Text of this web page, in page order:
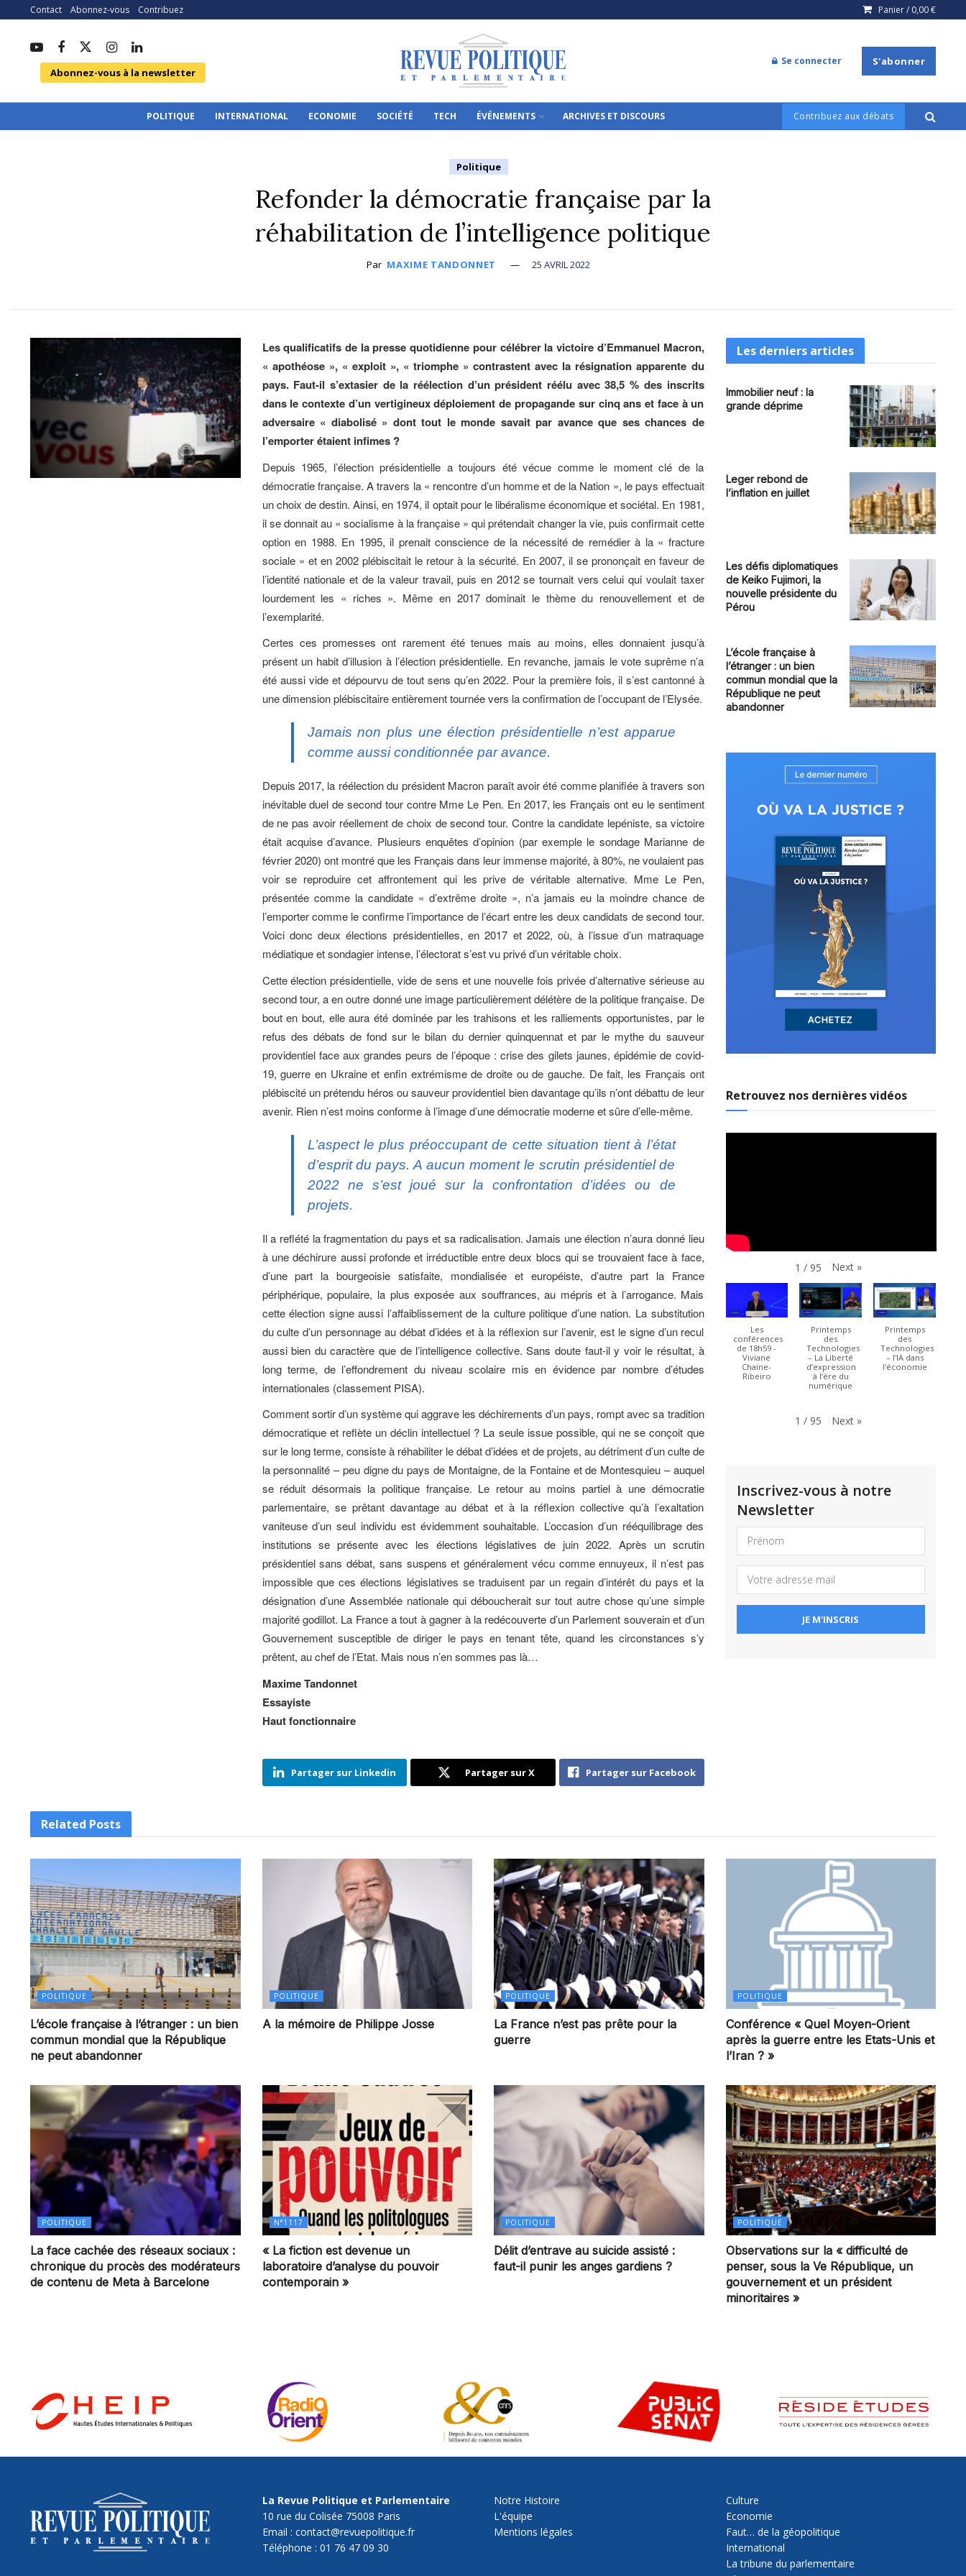
Contact Abonnez-vous Contribuez Panier / 0,00€
Abonnez-vous à la newsletter
Se connecter S'abonner
POLITIQUE INTERNATIONAL ECONOMIE SOCIÉTÉ TECH ÉVÉNEMENTS ARCHIVES ET DISCOURS Contribuez aux débats
Politique
Refonder la démocratie française par la
réhabilitation de l’intelligence politique
Par MAXIME TANDONNET 25 AVRIL 2022
Les qualificatifs de la presse quotidienne pour célébrer la victoire d’Emmanuel Macron,
« apothéose », « exploit », « triomphe » contrastent avec la résignation apparente du
pays. Faut-il s’extasier de la réélection d’un président réélu avec 38,5 % des inscrits
dans le contexte d’un vertigineux déploiement de propagande sur cinq ans et face à un
adversaire « diabolisé » dont tout le monde savait par avance que ses chances de
l’emporter étaient infimes ?
Depuis 1965, l’élection présidentielle a toujours été vécue comme le moment clé de la
démocratie française. A travers la « rencontre d’un homme et de la Nation », le pays effectuait
un choix de destin. Ainsi, en 1974, il optait pour le libéralisme économique et sociétal. En 1981,
il se donnait au « socialisme à la française » qui prétendait changer la vie, puis confirmait cette
option en 1988. En 1995, il prenait conscience de la nécessité de remédier à la « fracture
sociale » et en 2002 plébiscitait le retour à la sécurité. En 2007, il se prononçait en faveur de
l’identité nationale et de la valeur travail, puis en 2012 se tournait vers celui qui voulait taxer
lourdement les « riches ». Même en 2017 dominait le thème du renouvellement et de
l’exemplarité.
Certes ces promesses ont rarement été tenues mais au moins, elles donnaient jusqu’à
présent un habit d’illusion à l’élection présidentielle. En revanche, jamais le vote suprême n’a
été aussi vide et dépourvu de tout sens qu’en 2022. Pour la première fois, il s’est cantonné à
une dimension plébiscitaire entièrement tournée vers la confirmation de l’occupant de l’Elysée.
Jamais non plus une élection présidentielle n’est apparue
comme aussi conditionnée par avance.
Depuis 2017, la réélection du président Macron paraît avoir été comme planifiée à travers son
inévitable duel de second tour contre Mme Le Pen. En 2017, les Français ont eu le sentiment
de ne pas avoir réellement de choix de second tour. Contre la candidate lepéniste, sa victoire
était acquise d’avance. Plusieurs enquêtes d’opinion (par exemple le sondage Marianne de
février 2020) ont montré que les Français dans leur immense majorité, à 80%, ne voulaient pas
voir se reproduire cet affrontement qui les prive de véritable alternative. Mme Le Pen,
présentée comme la candidate « d’extrême droite », n’a jamais eu la moindre chance de
l’emporter comme le confirme l’importance de l’écart entre les deux candidats de second tour.
Voici donc deux élections présidentielles, en 2017 et 2022, où, à l’issue d’un matraquage
médiatique et sondagier intense, l’électorat s’est vu privé d’un véritable choix.
Cette élection présidentielle, vide de sens et une nouvelle fois privée d’alternative sérieuse au
second tour, a en outre donné une image particulièrement délétère de la politique française. De
bout en bout, elle aura été dominée par les trahisons et les ralliements opportunistes, par le
refus des débats de fond sur le bilan du dernier quinquennat et par le mythe du sauveur
providentiel face aux grandes peurs de l’époque : crise des gilets jaunes, épidémie de covid-
19, guerre en Ukraine et enfin extrémisme de droite ou de gauche. De fait, les Français ont
plébiscité un prétendu héros ou sauveur providentiel bien davantage qu’ils n’ont débattu de leur
avenir. Rien n’est moins conforme à l’image d’une démocratie moderne et sûre d’elle-même.
L’aspect le plus préoccupant de cette situation tient à l’état
d’esprit du pays. A aucun moment le scrutin présidentiel de
2022 ne s’est joué sur la confrontation d’idées ou de
projets.
Il a reflété la fragmentation du pays et sa radicalisation. Jamais une élection n’aura donné lieu
à une déchirure aussi profonde et irréductible entre deux blocs qui se trouvaient face à face,
d’une part la bourgeoisie satisfaite, mondialisée et européiste, d’autre part la France
périphérique, populaire, la plus exposée aux souffrances, au mépris et à l’arrogance. Mais
cette élection signe aussi l’affaiblissement de la culture politique d’une nation. La substitution
du culte d’un personnage au débat d’idées et à la réflexion sur l’avenir, est le signe d’un recul
aussi bien du caractère que de l’intelligence collective. Sans doute faut-il y voir le résultat, à
long terme, de l’effondrement du niveau scolaire mis en évidence par nombre d’études
internationales (classement PISA).
Comment sortir d’un système qui aggrave les déchirements d’un pays, rompt avec sa tradition
démocratique et reflète un déclin intellectuel ? La seule issue possible, qui ne se conçoit que
sur le long terme, consiste à réhabiliter le débat d’idées et de projets, au détriment d’un culte de
la personnalité – peu digne du pays de Montaigne, de la Fontaine et de Montesquieu – auquel
se réduit désormais la politique française. Le retour au moins partiel à une démocratie
parlementaire, se prêtant davantage au débat et à la réflexion collective qu’à l’exaltation
vaniteuse d’un seul individu est évidemment souhaitable. L’occasion d’un rééquilibrage des
institutions se présente avec les élections législatives de juin 2022. Après un scrutin
présidentiel sans débat, sans suspens et généralement vécu comme ennuyeux, il n’est pas
impossible que ces élections législatives se traduisent par un regain d’intérêt du pays et la
désignation d’une Assemblée nationale qui déboucherait sur tout autre chose qu’une simple
majorité godillot. La France a tout à gagner à la redécouverte d’un Parlement souverain et d’un
Gouvernement susceptible de diriger le pays en tenant tête, quand les circonstances s’y
prêtent, au chef de l’Etat. Mais nous n’en sommes pas là…
Maxime Tandonnet
Essayiste
Haut fonctionnaire
Partager sur Linkedin Partager sur X Partager sur Facebook
Les derniers articles
Immobilier neuf : la
grande déprime
Leger rebond de
l’inflation en juillet
Les défis diplomatiques
de Keiko Fujimori, la
nouvelle présidente du
Pérou
L’école française à
l’étranger : un bien
commun mondial que la
République ne peut
abandonner
Retrouvez nos dernières vidéos
1 / 95 Next »
Les
conférences
de 18h59 -
Viviane
Chaine-
Ribeiro
Printemps
des
Technologies
– La Liberté
d’expression
à l’ère du
numérique
Printemps
des
Technologies
– l'IA dans
l'économie
1 / 95 Next »
Inscrivez-vous à notre
Newsletter
Related Posts
POLITIQUE
L’école française à l’étranger : un bien
commun mondial que la République
ne peut abandonner
POLITIQUE
A la mémoire de Philippe Josse
POLITIQUE
La France n’est pas prête pour la
guerre
POLITIQUE
Conférence « Quel Moyen-Orient
après la guerre entre les Etats-Unis et
l’Iran ? »
POLITIQUE
La face cachée des réseaux sociaux :
chronique du procès des modérateurs
de contenu de Meta à Barcelone
N°1117
« La fiction est devenue un
laboratoire d’analyse du pouvoir
contemporain »
POLITIQUE
Délit d’entrave au suicide assisté :
faut-il punir les anges gardiens ?
POLITIQUE
Observations sur la « difficulté de
penser, sous la Ve République, un
gouvernement et un président
minoritaires »
La Revue Politique et Parlementaire
10 rue du Colisée 75008 Paris
Email : contact@revuepolitique.fr
Téléphone : 01 76 47 09 30
Notre Histoire
L'équipe
Mentions légales
Culture
Economie
Faut… de la géopolitique
International
La tribune du parlementaire